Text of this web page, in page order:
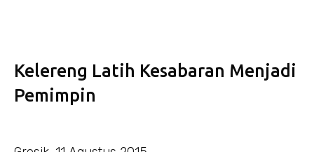
Kelereng Latih Kesabaran Menjadi
Pemimpin